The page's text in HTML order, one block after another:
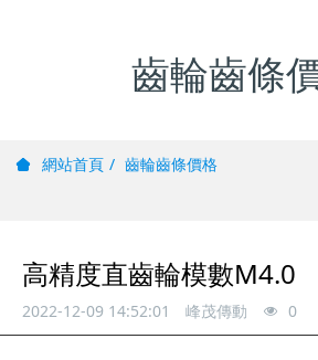
齒輪齒條
網站首頁 齒輪齒條價格
高精度直齒輪模數M4.0
2022-12-09 14:52:01 峰茂傳動 0